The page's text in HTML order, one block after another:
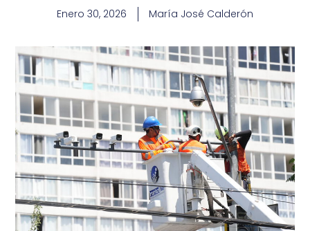
Enero 30, 2026 María José Calderón